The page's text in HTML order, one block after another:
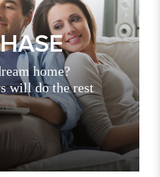
home?
will do the rest